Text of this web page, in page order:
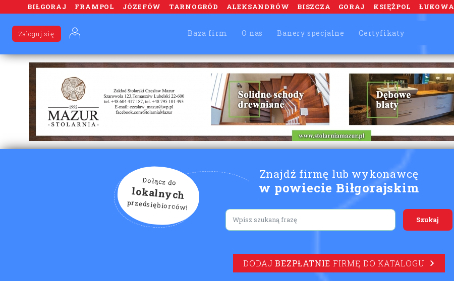
BIŁGORAJ FRAMPOL JÓZEFÓW TARNOGRÓD ALEKSANDRÓW BISZCZA GORAJ KSIĘŻPOL ŁUKOWA
Baza firm O nas Banery specjalne Certyfikaty
Zaloguj się
Znajdź firmę lub wykonawcę
w powiecie Biłgorajskim
Dołącz do
lokalnych
przedsiębiorców!
Lorem ipsum
DODAJBEZPŁATNIE FIRMĘ DO KATALOGU